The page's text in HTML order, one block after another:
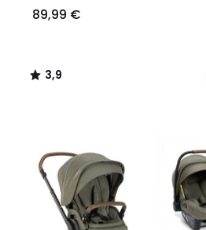
89,99 €
3,9
/